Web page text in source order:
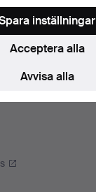
Avvisa alla
Acceptera alla
inställningar